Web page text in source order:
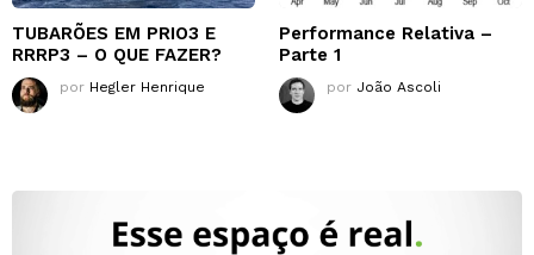
TUBARÕES EM PRIO3 E
RRRP3 – O QUE FAZER?
por Hegler Henrique
Performance Relativa –
Parte 1
por João Ascoli